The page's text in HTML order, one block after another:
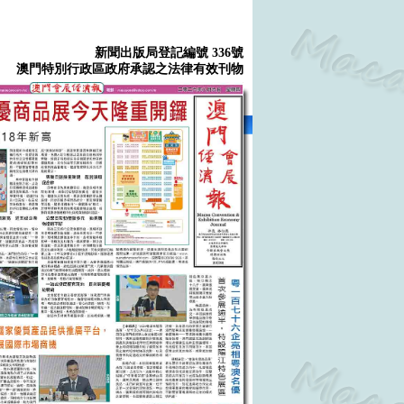
新聞出版局登記編號 336號
澳門特別行政區政府承認之法律有效刊物